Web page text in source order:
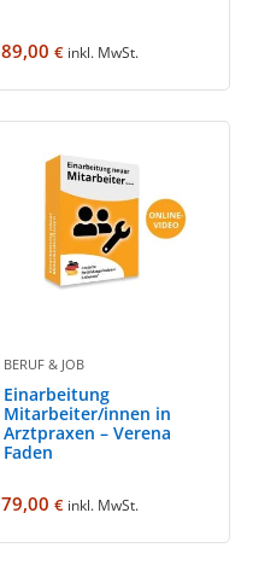
89,00€ inkl. MwSt.
BERUF & JOB
Einarbeitung
Mitarbeiter/innen in
Arztpraxen – Verena
Faden
79,00€ inkl. MwSt.